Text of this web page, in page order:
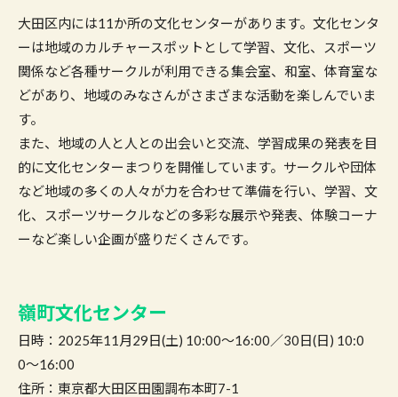
大田区内には11か所の文化センターがあります。文化センタ
ーは地域のカルチャースポットとして学習、文化、スポーツ
関係など各種サークルが利用できる集会室、和室、体育室な
どがあり、地域のみなさんがさまざまな活動を楽しんでいま
す。
また、地域の人と人との出会いと交流、学習成果の発表を目
的に文化センターまつりを開催しています。サークルや団体
など地域の多くの人々が力を合わせて準備を行い、学習、文
化、スポーツサークルなどの多彩な展示や発表、体験コーナ
ーなど楽しい企画が盛りだくさんです。
嶺町文化センター
日時：2025年11月29日(土) 10:00〜16:00／30日(日) 10:0
0〜16:00
住所：東京都大田区田園調布本町7-1